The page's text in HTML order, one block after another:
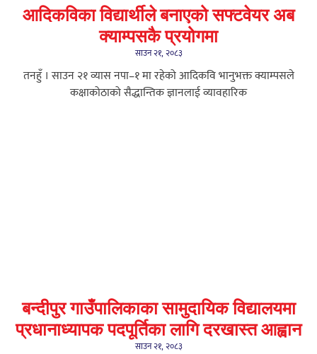
आदिकविका विद्यार्थीले बनाएको सफ्टवेयर अब
क्याम्पसकै प्रयोगमा
साउन २१, २०८३
तनहुँ । साउन २१ व्यास नपा–१ मा रहेको आदिकवि भानुभक्त क्याम्पसले
कक्षाकोठाको सैद्धान्तिक ज्ञानलाई व्यावहारिक
बन्दीपुर गाउँपालिकाका सामुदायिक विद्यालयमा
प्रधानाध्यापक पदपूर्तिका लागि दरखास्त आह्वान
साउन २१, २०८३